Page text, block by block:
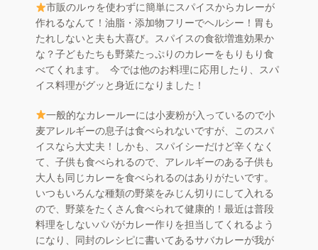
市販のルゥを使わずに簡単にスパイスからカレーが
作れるなんて！油脂・添加物フリーでヘルシー！胃も
たれしないと夫も大喜び。スパイスの食欲増進効果か
な？子どもたちも野菜たっぷりのカレーをもりもり食
べてくれます。 今では他のお料理に応用したり、スパ
イス料理がグッと身近になりました！
一般的なカレールーには小麦粉が入っているので小
麦アレルギーの息子は食べられないですが、このスパ
イスなら大丈夫！しかも、スパイシーだけど辛くなく
て、子供も食べられるので、アレルギーのある子供も
大人も同じカレーを食べられるのはありがたいです。
いつもいろんな種類の野菜をみじん切りにして入れる
ので、野菜をたくさん食べられて健康的！最近は普段
料理をしないパパがカレー作りを担当してくれるよう
になり、同封のレシピに書いてあるサバカレーが我が